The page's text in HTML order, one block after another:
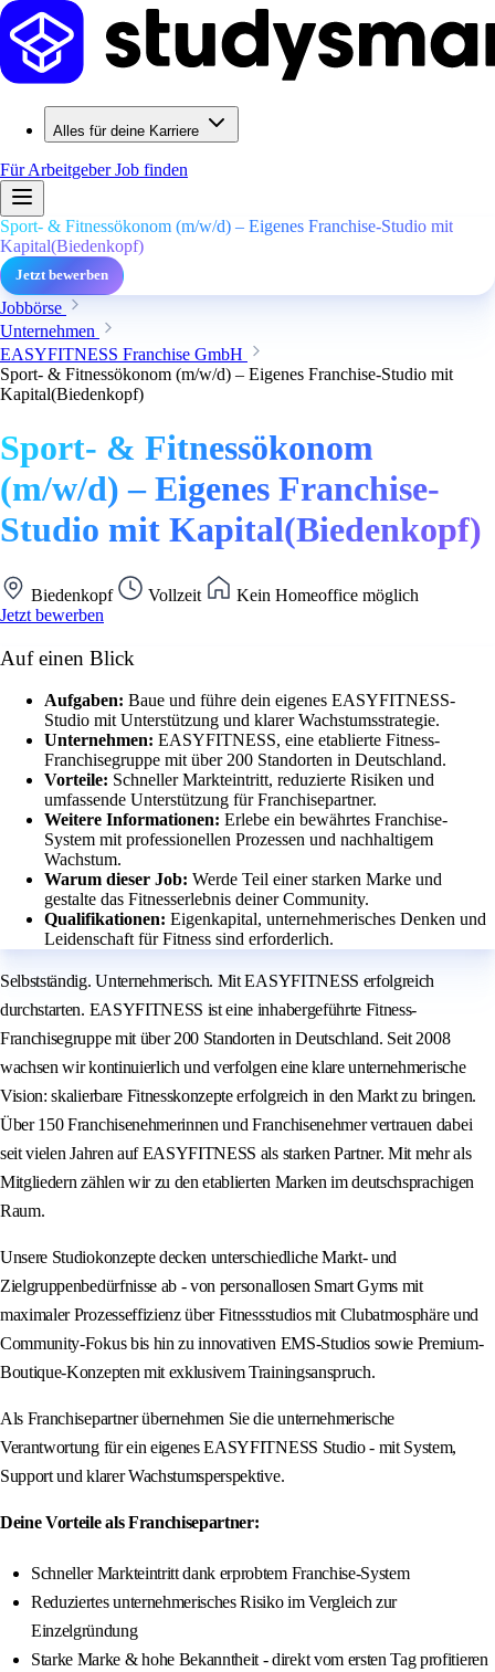
Alles für deine Karriere
Für ArbeitgeberJob finden
Sport- & Fitnessökonom (m/w/d) – Eigenes Franchise-Studio mit
Kapital(Biedenkopf)
Jetzt bewerben
Jobbörse
Unternehmen
EASYFITNESS Franchise GmbH
Sport- & Fitnessökonom (m/w/d) – Eigenes Franchise-Studio mit
Kapital(Biedenkopf)
Sport- & Fitnessökonom
(m/w/d) – Eigenes Franchise-
Studio mit Kapital(Biedenkopf)
Biedenkopf Vollzeit
Kein Homeoffice möglich
Jetzt bewerben
Auf einen Blick
Aufgaben: Baue und führe dein eigenes EASYFITNESS-
Studio mit Unterstützung und klarer Wachstumsstrategie.
Unternehmen: EASYFITNESS, eine etablierte Fitness-
Franchisegruppe mit über 200 Standorten in Deutschland.
Vorteile: Schneller Markteintritt, reduzierte Risiken und
umfassende Unterstützung für Franchisepartner.
Weitere Informationen: Erlebe ein bewährtes Franchise-
System mit professionellen Prozessen und nachhaltigem
Wachstum.
Warum dieser Job: Werde Teil einer starken Marke und
gestalte das Fitnesserlebnis deiner Community.
Qualifikationen: Eigenkapital, unternehmerisches Denken und
Leidenschaft für Fitness sind erforderlich.
Selbstständig. Unternehmerisch. Mit EASYFITNESS erfolgreich
durchstarten. EASYFITNESS ist eine inhabergeführte Fitness-
Franchisegruppe mit über 200 Standorten in Deutschland. Seit 2008
wachsen wir kontinuierlich und verfolgen eine klare unternehmerische
Vision: skalierbare Fitnesskonzepte erfolgreich in den Markt zu bringen.
Über 150 Franchisenehmerinnen und Franchisenehmer vertrauen dabei
seit vielen Jahren auf EASYFITNESS als starken Partner. Mit mehr als
Mitgliedern zählen wir zu den etablierten Marken im deutschsprachigen
Raum.
Unsere Studiokonzepte decken unterschiedliche Markt- und
Zielgruppenbedürfnisse ab - von personallosen Smart Gyms mit
maximaler Prozesseffizienz über Fitnessstudios mit Clubatmosphäre und
Community-Fokus bis hin zu innovativen EMS-Studios sowie Premium-
Boutique-Konzepten mit exklusivem Trainingsanspruch.
Als Franchisepartner übernehmen Sie die unternehmerische
Verantwortung für ein eigenes EASYFITNESS Studio - mit System,
Support und klarer Wachstumsperspektive.
Deine Vorteile als Franchisepartner:
Schneller Markteintritt dank erprobtem Franchise-System
Reduziertes unternehmerisches Risiko im Vergleich zur
Einzelgründung
Starke Marke & hohe Bekanntheit - direkt vom ersten Tag profitieren